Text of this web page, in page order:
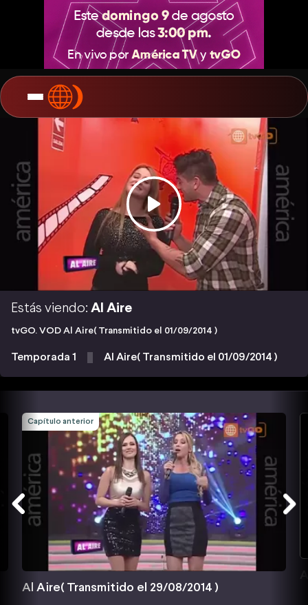
Estás viendo: Al Aire
tvGO. VOD Al Aire( Transmitido el 01/09/2014 )
Temporada 1 Al Aire( Transmitido el 01/09/2014 )
Capítulo anterior
Al Aire( Transmitido el 29/08/2014 )